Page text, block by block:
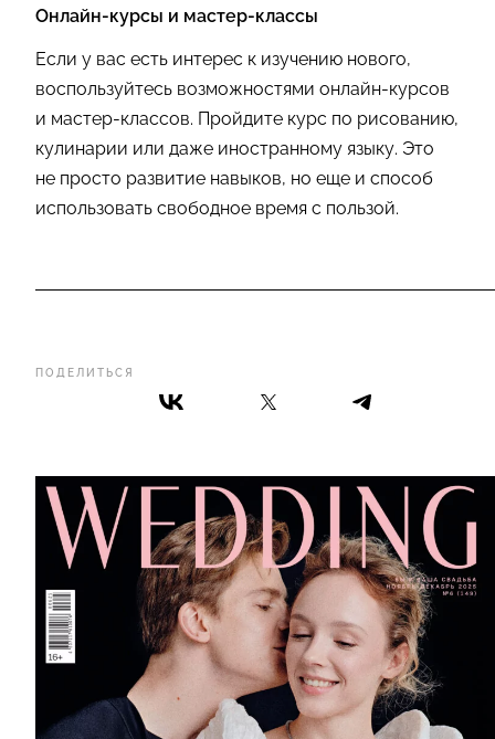
ПОДЕЛИТЬСЯ
Онлайн-курсы и мастер-классы
Если у вас есть интерес к изучению нового,
воспользуйтесь возможностями онлайн-курсов
и мастер-классов. Пройдите курс по рисованию,
кулинарии или даже иностранному языку. Это
не просто развитие навыков, но еще и способ
использовать свободное время с пользой.